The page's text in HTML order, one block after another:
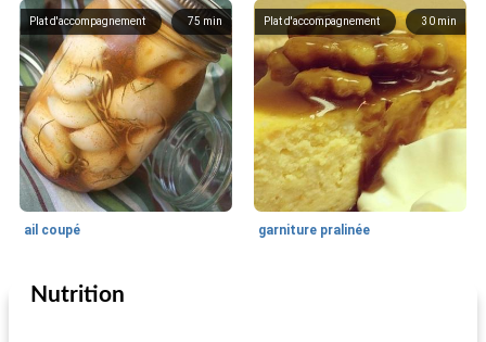
75 min
Plat d'accompagnement
ail coupé
30 min
Plat d'accompagnement
garniture pralinée
Plat d'accompagnement
Nutrition